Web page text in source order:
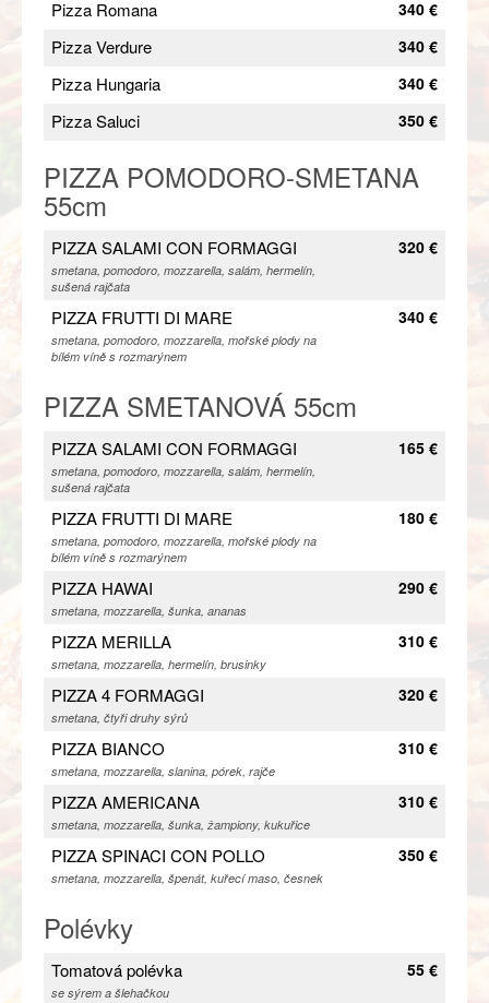
Pizza Romana 340 €
Pizza Verdure 340 €
Pizza Hungaria 340 €
Pizza Saluci 350 €
PIZZA POMODORO-SMETANA
55cm
PIZZA SALAMI CON FORMAGGI
smetana, pomodoro, mozzarella, salám, hermelín,
sušená rajčata
320 €
PIZZA FRUTTI DI MARE
smetana, pomodoro, mozzarella, mořské plody na
bílém víně s rozmarýnem
340 €
PIZZA SMETANOVÁ 55cm
PIZZA SALAMI CON FORMAGGI
smetana, pomodoro, mozzarella, salám, hermelín,
sušená rajčata
165 €
PIZZA FRUTTI DI MARE
smetana, pomodoro, mozzarella, mořské plody na
bílém víně s rozmarýnem
180 €
PIZZA HAWAI
smetana, mozzarella, šunka, ananas
290 €
PIZZA MERILLA
smetana, mozzarella, hermelín, brusinky
310 €
PIZZA 4 FORMAGGI
smetana, čtyři druhy sýrů
320 €
PIZZA BIANCO
smetana, mozzarella, slanina, pórek, rajče
310 €
PIZZA AMERICANA
smetana, mozzarella, šunka, žampiony, kukuřice
310 €
PIZZA SPINACI CON POLLO
smetana, mozzarella, špenát, kuřecí maso, česnek
350 €
Polévky
Tomatová polévka
se sýrem a šlehačkou
55 €